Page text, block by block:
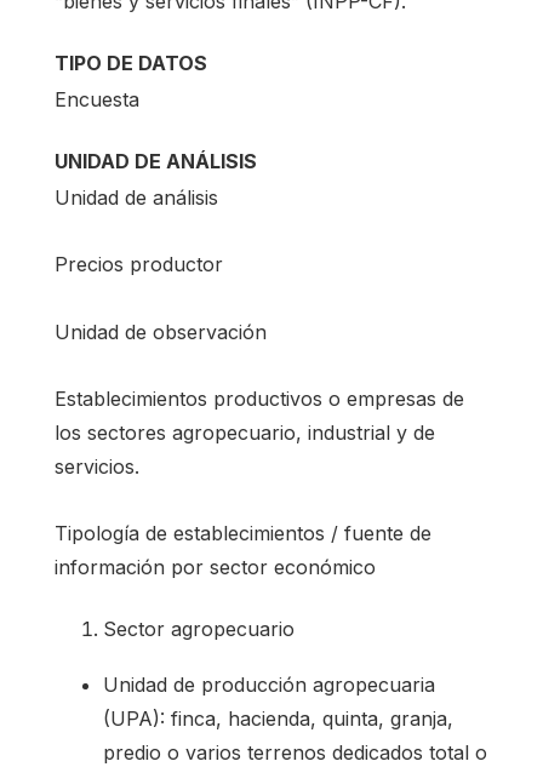
TIPO DE DATOS
Encuesta
UNIDAD DE ANÁLISIS
Unidad de análisis
Precios productor
Unidad de observación
Establecimientos productivos o empresas de
los sectores agropecuario, industrial y de
servicios.
Tipología de establecimientos / fuente de
información por sector económico
Sector agropecuario
Unidad de producción agropecuaria
(UPA): finca, hacienda, quinta, granja,
predio o varios terrenos dedicados total o